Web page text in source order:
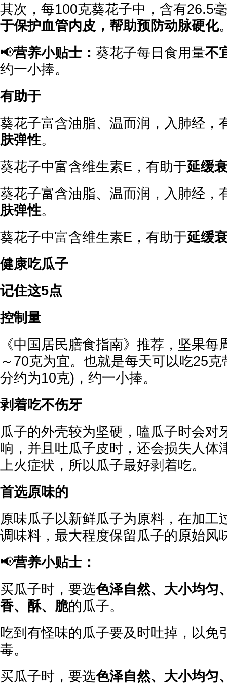
其次，每100克葵花子中，含有26.5
于保护血管内皮，帮助预防动脉硬化
📢营养小贴士： 葵花子每日食用量不
约一小捧。
有助于
葵花子富含油脂、温而润，入肺经，
肤弹性。
葵花子中富含维生素E，有助于延缓
葵花子富含油脂、温而润，入肺经，
肤弹性。
葵花子中富含维生素E，有助于延缓
健康吃瓜子
记住这5点
控制量
《中国居民膳食指南》推荐，坚果每
～70克为宜。也就是每天可以吃25
分约为10克)，约一小捧。
剥着吃不伤牙
瓜子的外壳较为坚硬，嗑瓜子时会对
响，并且吐瓜子皮时，还会损失人体
上火症状，所以瓜子最好剥着吃。
首选原味的
原味瓜子以新鲜瓜子为原料，在加工
调味料，最大程度保留瓜子的原始风
📢营养小贴士：
买瓜子时，要选色泽自然、大小均匀
香、酥、脆的瓜子。
吃到有怪味的瓜子要及时吐掉，以免
毒。
买瓜子时，要选色泽自然、大小均匀